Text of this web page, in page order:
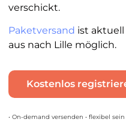
verschickt.
Paketversand ist
aus nach Lille möglich.
Kostenlos
• On-demand versenden • flexibel sein